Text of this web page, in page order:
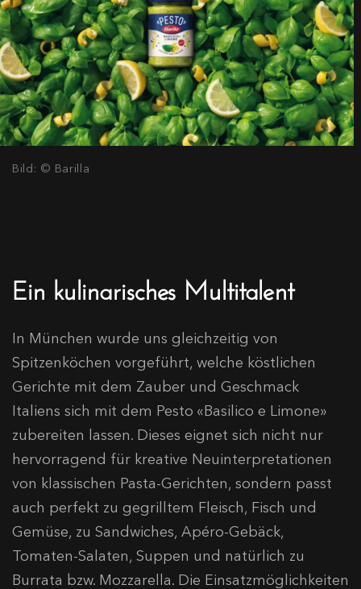
Bild: © Barilla
Ein kulinarisches Multitalent
In München wurde uns gleichzeitig von
Spitzenköchen vorgeführt, welche köstlichen
Gerichte mit dem Zauber und Geschmack
Italiens sich mit dem Pesto «Basilico e Limone»
zubereiten lassen. Dieses eignet sich nicht nur
hervorragend für kreative Neuinterpretationen
von klassischen Pasta-Gerichten, sondern passt
auch perfekt zu gegrilltem Fleisch, Fisch und
Gemüse, zu Sandwiches, Apéro-Gebäck,
Tomaten-Salaten, Suppen und natürlich zu
Burrata bzw. Mozzarella. Die Einsatzmöglichkeiten